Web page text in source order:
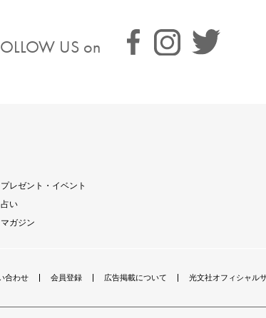
US on
プレゼント・イベント
占い
マガジン
合わせ 会員登録 広告掲載について 光文社オフィシャル